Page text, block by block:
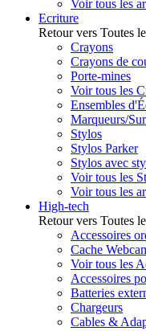
Voir tous les
Ecriture
Retour vers Toutes
Crayons
Crayons de
Porte-mines
Voir tous les
Ensembles
Marqueurs/
Stylos
Stylos Parker
Stylos avec
Voir tous les
Voir tous les
High-tech
Retour vers Toutes
Accessoires
Cache
Voir tous les
Accessoires
Batteries
Chargeurs
Cables &